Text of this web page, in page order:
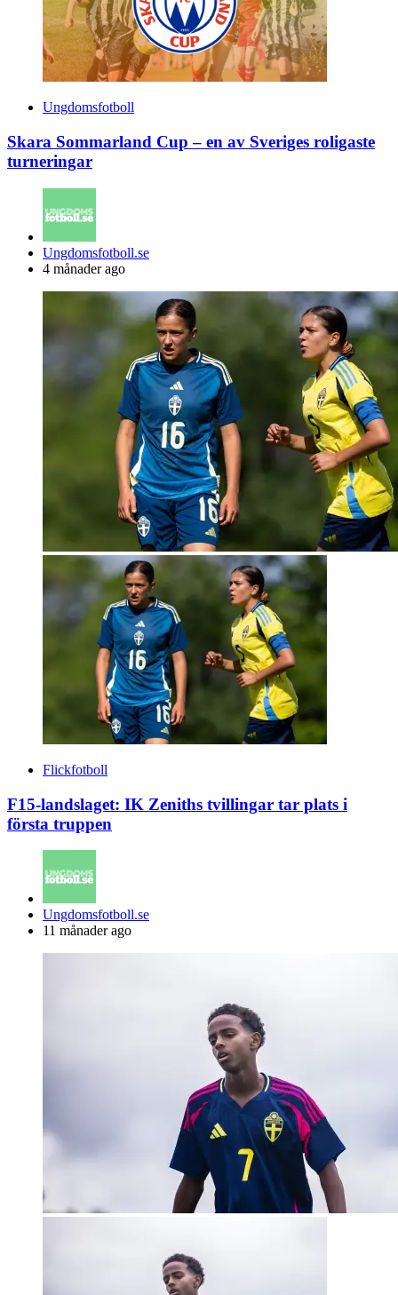
Ungdomsfotboll
Skara Sommarland Cup – en av Sveriges roligaste
turneringar
Posted
by
Ungdomsfotboll.se
4 månader ago
Flickfotboll
F15-landslaget: IK Zeniths tvillingar tar plats i
första truppen
Posted
by
Ungdomsfotboll.se
11 månader ago